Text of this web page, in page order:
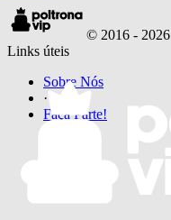
© 2016 - 2026
Links úteis
Sobre Nós
·
Faça Parte!